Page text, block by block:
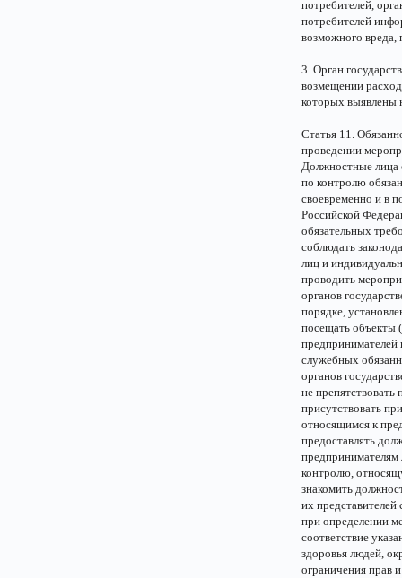
потребителей,
потребителей
возможного
3. Орган
возмещении
которых выявлены
Статья 11.
проведении
Должностные лица
по контролю
своевременно и в
Российской
обязательных
соблюдать
лиц и
проводить
органов
порядке,
посещать объекты
предпринимателей
служебных
органов
не
присутствовать
относящимся к
предоставлять
контролю,
знакомить
их
при определении
соответствие
здоровья людей,
ограничения прав